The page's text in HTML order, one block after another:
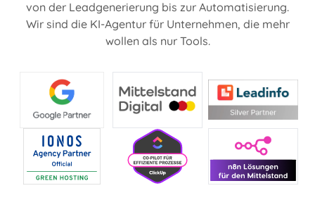
von der Leadgenerierung bis zur Automatisierung.
Wir sind die KI-Agentur für Unternehmen, die mehr
wollen als nur Tools.